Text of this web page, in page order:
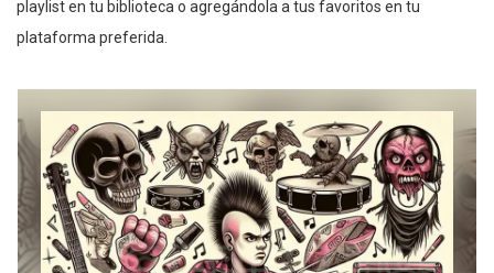
playlist en tu biblioteca o agregándola a tus favoritos en tu
plataforma preferida.